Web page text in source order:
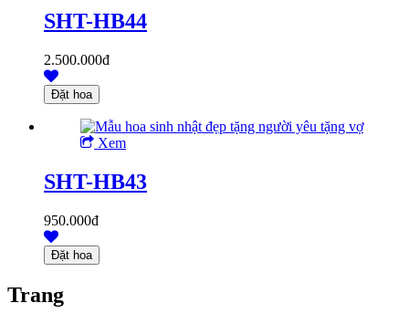
SHT-HB44
2.500.000đ
Xem
SHT-HB43
950.000đ
Trang